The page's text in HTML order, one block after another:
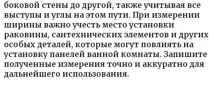
боковой стены до другой, также учитывая все
выступы и углы на этом пути. При измерении
ширины важно учесть место установки
раковины, сантехнических элементов и других
особых деталей, которые могут повлиять на
установку панелей ванной комнаты. Запишите
полученные измерения точно и аккуратно для
дальнейшего использования.